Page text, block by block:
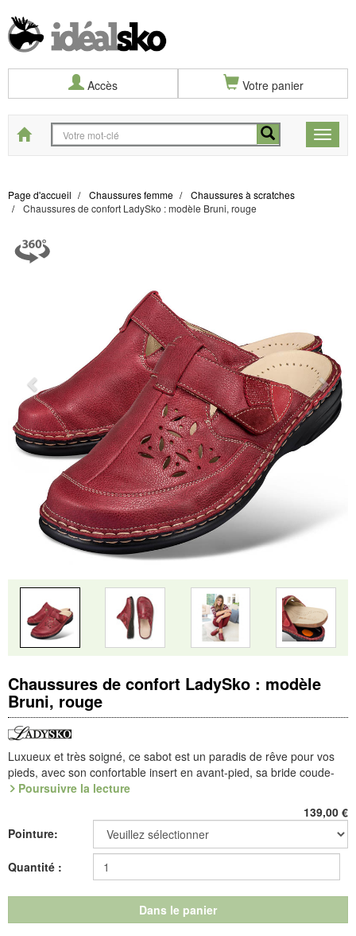
Accès Votre panier
Toggle
Start
Page d'accueil Chaussures femme
Chaussures à scratches
Chaussures de confort LadySko : modèle Bruni, rouge
Chaussures de confort LadySko : modèle
Bruni, rouge
Luxueux et très soigné, ce sabot est un paradis de rêve pour vos
pieds, avec son confortable insert en avant-pied, sa bride coude-
pied ajustable par scratche, ses ravissants ajours aérants et sa
(PU) cousue à la main, petit talon et voûte échangeable.
Effet détente assuré sur notre semelle Opanke à coussin d'air, en
PU, garnie d'une voûte en liège nature et latex ! Elle est cousue
main au dessus cuir, dans un point souple, ce qui donne une belle
Poursuivre la lecture
139,00 €
Pointure:
Quantité :
Dans le panier